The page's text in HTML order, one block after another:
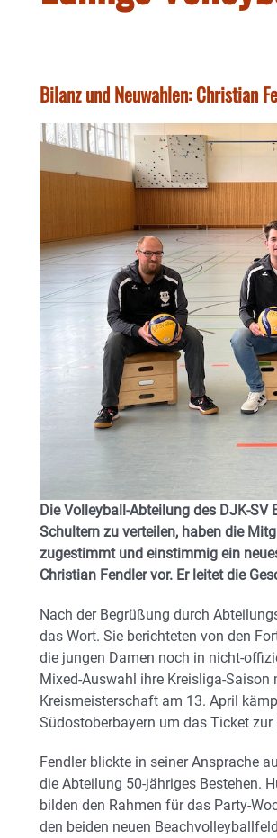
Bilanz und Neuwahlen: Christian
Die Volleyball-Abteilung des DJK-
Schultern zu verteilen, haben die
zugestimmt und einstimmig ein
Christian Fendler vor. Er leitet die
Nach der Begrüßung durch
das Wort. Sie berichteten von den
die jungen Damen noch in nicht-
Mixed-Auswahl ihre Kreisliga-
Kreismeisterschaft am 13. April
Südostoberbayern um das Ticket
Fendler blickte in seiner Ansprache
die Abteilung 50-jähriges Bestehen.
bilden den Rahmen für das Party-
den beiden neuen